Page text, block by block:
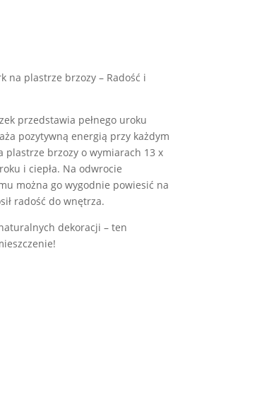
na plastrze brzozy – Radość i
przedstawia pełnego uroku
pozytywną energią przy każdym
plastrze brzozy o wymiarach 13 x
i ciepła. Na odwrocie
można go wygodnie powiesić na
radość do wnętrza.
dekoracji – ten